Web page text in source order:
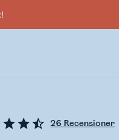
26 Recensioner